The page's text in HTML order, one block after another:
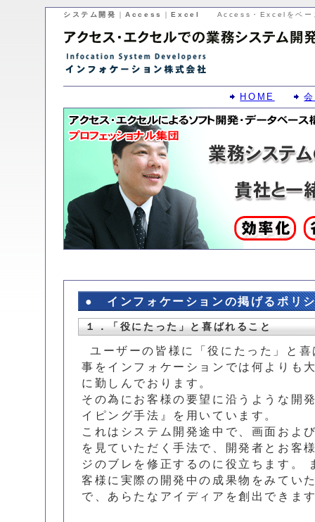
システム開発 ｜Access ｜Excel Access・Excelをベース
HOME
● インフォケーションの掲げるポリ
１．「役にたった」と喜ばれること
ユーザーの皆様に「役にたった」と
事をインフォケーションでは何よりも
に勤しんでおります。
その為にお客様の要望に沿うような開
イピング手法』を用いています。
これはシステム開発途中で、画面およ
を見ていただく手法で、開発者とお客
ジのブレを修正するのに役立ちます。
客様に実際の開発中の成果物をみてい
で、あらたなアイディアを創出できま